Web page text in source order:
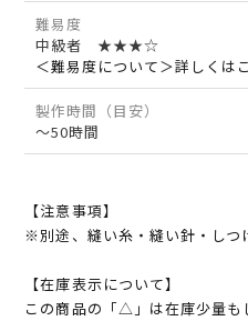
難易度
中級者 ★★★☆
＜難易度について＞詳しくは
製作時間（目安）
～50時間
【注意事項】
※別途、縫い糸・縫い針・しつ
【在庫表示について】
この商品の「△」は在庫少量も